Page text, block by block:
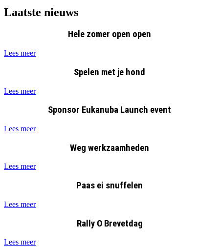
Laatste nieuws
Hele zomer open open
Lees meer
Spelen met je hond
Lees meer
Sponsor Eukanuba Launch event
Lees meer
Weg werkzaamheden
Lees meer
Paas ei snuffelen
Lees meer
Rally O Brevetdag
Lees meer